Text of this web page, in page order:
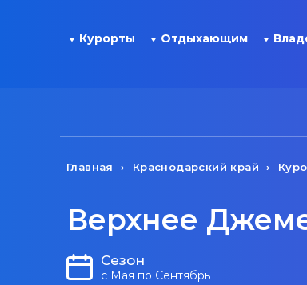
Курорты Отдыхающим
Главная Краснодарский край
Верхнее
Сезон
с Мая по Сентябрь